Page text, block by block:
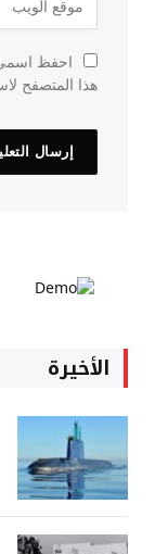
احفظ
هذا المتصفح
الأخيرة